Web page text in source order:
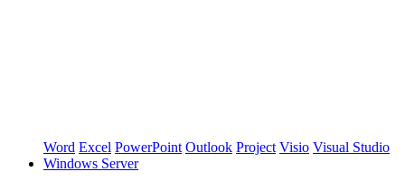
Word Excel PowerPoint Outlook Project Visio Visual Studio
Windows Server